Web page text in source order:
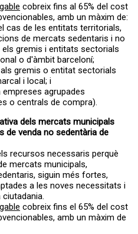
cobreix fins al 65% del cost
amb un màxim de:
cas de les entitats territorials,
de mercats sedentaris i no
els gremis i entitats sectorials
o d'àmbit barceloní;
als gremis o entitat sectorials
i local; i
empreses agrupades
o centrals de compra).
dels mercats municipals
de venda no sedentària de
recursos necessaris perquè
mercats municipals,
siguin més fortes,
a les noves necessitats i
cobreix fins el 65% del cost
amb un màxim de